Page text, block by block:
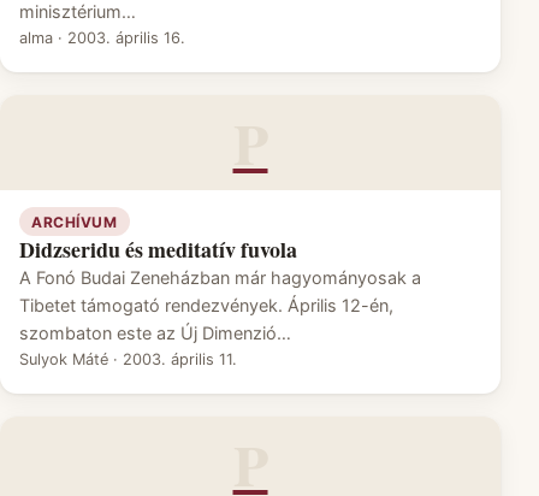
minisztérium…
alma · 2003. április 16.
ARCHÍVUM
Didzseridu és meditatív fuvola
A Fonó Budai Zeneházban már hagyományosak a
Tibetet támogató rendezvények. Április 12-én,
szombaton este az Új Dimenzió…
Sulyok Máté · 2003. április 11.